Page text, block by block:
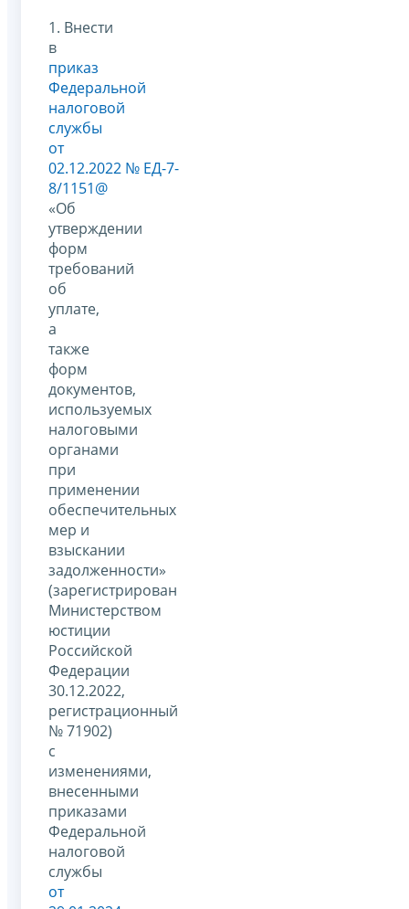
1. Внести
в
приказ
Федеральной
налоговой
службы
от
02.12.2022 № ЕД-7-
8/1151@
«Об
утверждении
форм
требований
об
уплате,
а
также
форм
документов,
используемых
налоговыми
органами
при
применении
обеспечительных
мер и
взыскании
задолженности»
(зарегистрирован
Министерством
юстиции
Российской
Федерации
30.12.2022,
регистрационный
№ 71902)
с
изменениями,
внесенными
приказами
Федеральной
налоговой
службы
от